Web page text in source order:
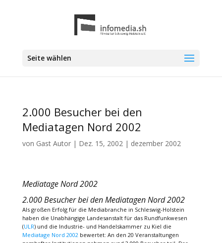
Seite wählen
2.000 Besucher bei den
Mediatagen Nord 2002
von Gast Autor| Dez. 15, 2002| dezember 2002
Mediatage Nord 2002
2.000 Besucher bei den Mediatagen Nord 2002
Als großen Erfolg für die Mediabranche in Schleswig-Holstein
haben die Unabhängige Landesanstalt für das Rundfunkwesen
(ULR) und die Industrie- und Handelskammer zu Kiel die
Mediatage Nord 2002bewertet: An den 20 Veranstaltungen